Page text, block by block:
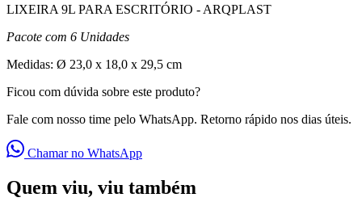
LIXEIRA 9L PARA ESCRITÓRIO - ARQPLAST
Pacote com 6 Unidades
Medidas: Ø 23,0 x 18,0 x 29,5 cm
Ficou com dúvida sobre este produto?
Fale com nosso time pelo WhatsApp. Retorno rápido nos dias úteis.
Chamar no WhatsApp
Quem viu, viu também